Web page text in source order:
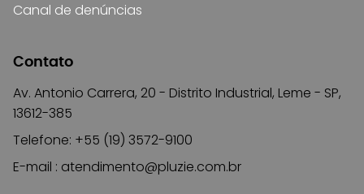
Canal de denúncias
Contato
Av. Antonio Carrera, 20 - Distrito Industrial, Leme - SP,
13612-385
Telefone: +55 (19) 3572-9100
E-mail : atendimento@pluzie.com.br